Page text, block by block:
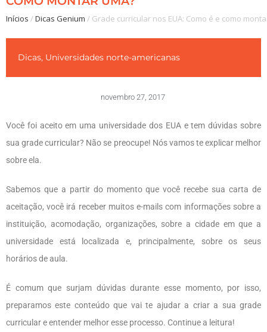
Inícios /Dicas Genium / Grade curricular nos EUA: Como é e como
Dicas, Universidades norte-americanas
novembro 27, 2017
Você foi aceito em uma universidade dos EUA e tem dúvidas sobre
sua grade curricular? Não se preocupe! Nós vamos te explicar melhor
sobre ela.
Sabemos que a partir do momento que você recebe sua carta de
aceitação, você irá receber muitos e-mails com informações sobre a
instituição, acomodação, organizações, sobre a cidade em que a
universidade está localizada e, principalmente, sobre os seus
horários de aula.
É comum que surjam dúvidas durante esse momento, por isso,
preparamos este conteúdo que vai te ajudar a criar a sua grade
curricular e entender melhor esse processo. Continue a leitura!